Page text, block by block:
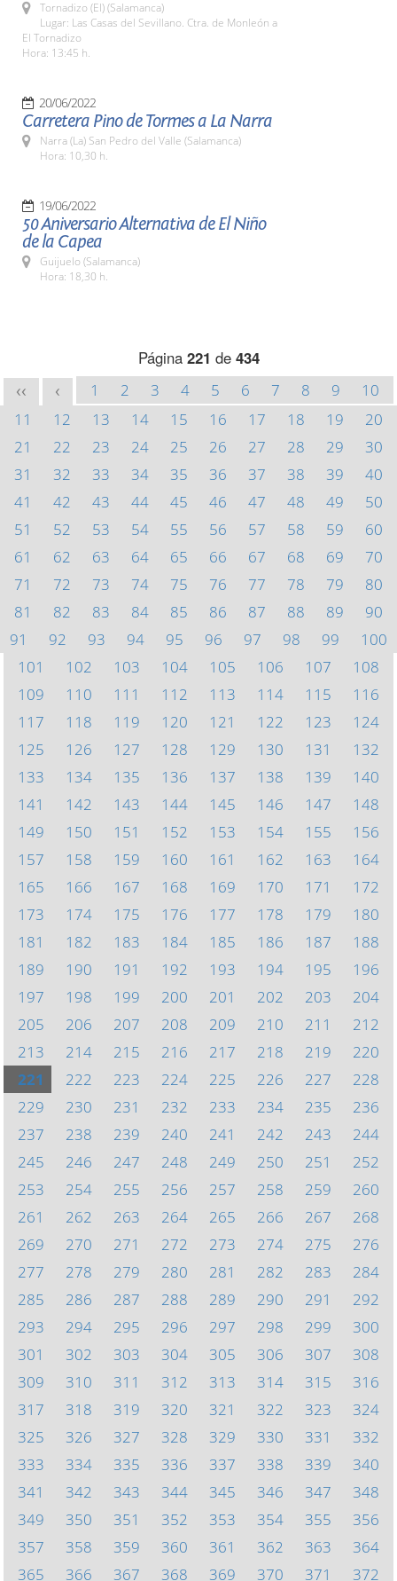
Tornadizo (El) (Salamanca)
Lugar: Las Casas del Sevillano. Ctra. de Monleón a
El Tornadizo
Hora: 13:45 h.
20/06/2022
Carretera Pino de Tormes a La Narra
Narra (La) San Pedro del Valle (Salamanca)
Hora: 10,30 h.
19/06/2022
50 Aniversario Alternativa de El Niño
de la Capea
Guijuelo (Salamanca)
Hora: 18,30 h.
Página 221 de 434
<< < 1 2 3 4 5 6 7 8 9
10
11
12 13 14 15 16 17 18 19
20
21
22 23 24 25 26 27 28 29
30
31
32 33 34 35 36 37 38 39
40
41
42 43 44 45 46 47 48 49
50
51
52 53 54 55 56 57 58 59
60
61
62 63 64 65 66 67 68 69
70
71
72 73 74 75 76 77 78 79
80
81
82 83 84 85 86 87 88 89
90
91
92 93 94 95 96 97 98 99
100
101
102 103 104 105 106 107
108
109
110 111 112 113 114 115
116
117
118 119 120 121 122 123
124
125
126 127 128 129 130 131
132
133
134 135 136 137 138 139
140
141
142 143 144 145 146 147
148
149
150 151 152 153 154 155
156
157
158 159 160 161 162 163
164
165
166 167 168 169 170 171
172
173
174 175 176 177 178 179
180
181
182 183 184 185 186 187
188
189
190 191 192 193 194 195
196
197
198 199 200 201 202 203
204
205
206 207 208 209 210 211
212
213
214 215 216 217 218 219
220
221
222 223 224 225 226 227
228
229
230 231 232 233 234 235
236
237
238 239 240 241 242 243
244
245
246 247 248 249 250 251
252
253
254 255 256 257 258 259
260
261
262 263 264 265 266 267
268
269
270 271 272 273 274 275
276
277
278 279 280 281 282 283
284
285
286 287 288 289 290 291
292
293
294 295 296 297 298 299
300
301
302 303 304 305 306 307
308
309
310 311 312 313 314 315
316
317
318 319 320 321 322 323
324
325
326 327 328 329 330 331
332
333
334 335 336 337 338 339
340
341
342 343 344 345 346 347
348
349
350 351 352 353 354 355
356
357
358 359 360 361 362 363
364
365
366 367 368 369 370 371 372